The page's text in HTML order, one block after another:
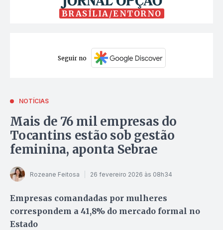
BRASÍLIA/ENTORNO
Seguir no
NOTÍCIAS
Mais de 76 mil empresas do
Tocantins estão sob gestão
feminina, aponta Sebrae
Rozeane Feitosa 26 fevereiro 2026 às 08h34
Empresas comandadas por mulheres
correspondem a 41,8% do mercado formal no
Estado